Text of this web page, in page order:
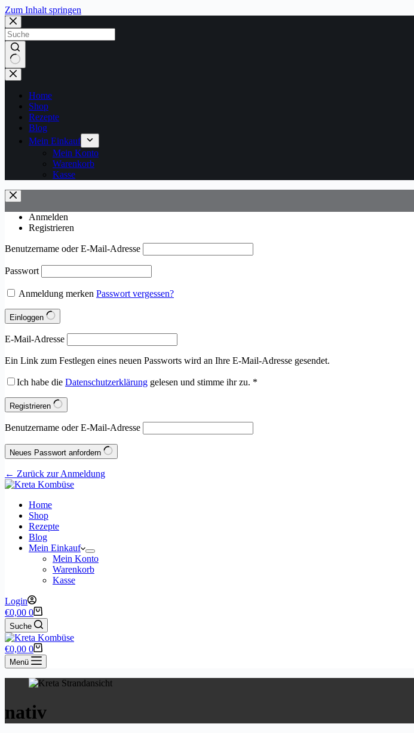
Zum Inhalt springen
Keine
Ergebnisse
Home
Shop
Rezepte
Blog
Mein Einkauf
Mein Konto
Warenkorb
Kasse
Anmelden
Registrieren
Benutzername oder E-Mail-Adresse
Passwort
Anmeldung merken Passwort vergessen?
Einloggen
E-Mail-Adresse
Ein Link zum Festlegen eines neuen Passworts wird an Ihre E-Mail-Adresse gesendet.
Ich habe die Datenschutzerklärung gelesen und stimme ihr zu. *
Registrieren
Benutzername oder E-Mail-Adresse
Neues Passwort anfordern
← Zurück zur Anmeldung
Home
Shop
Rezepte
Blog
Mein Einkauf
Mein Konto
Warenkorb
Kasse
Login
Warenkorb
€0,00 0
Suche
Warenkorb
€0,00 0
Menü
nativ